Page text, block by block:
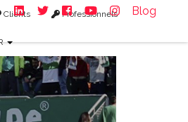
Clients Professionnels Blog